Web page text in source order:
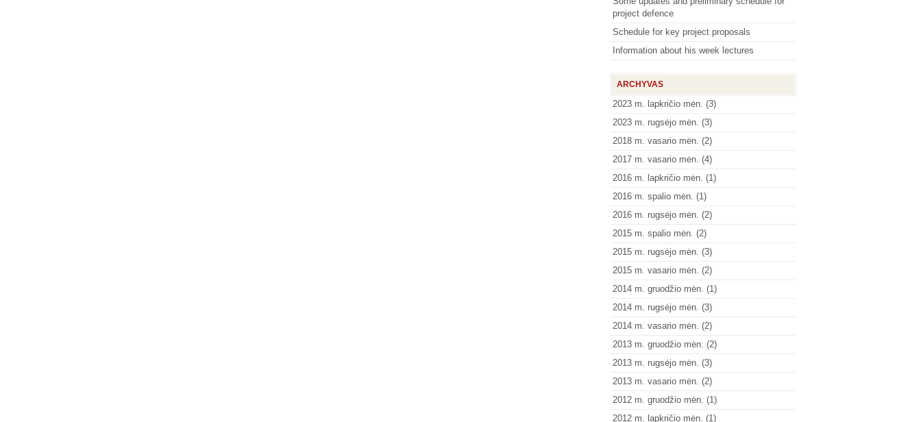
project defence
Schedule for key project proposals
Information about his week lectures
ARCHYVAS
2023 m. lapkričio mėn. (3)
2023 m. rugsėjo mėn. (3)
2018 m. vasario mėn. (2)
2017 m. vasario mėn. (4)
2016 m. lapkričio mėn. (1)
2016 m. spalio mėn. (1)
2016 m. rugsėjo mėn. (2)
2015 m. spalio mėn. (2)
2015 m. rugsėjo mėn. (3)
2015 m. vasario mėn. (2)
2014 m. gruodžio mėn. (1)
2014 m. rugsėjo mėn. (3)
2014 m. vasario mėn. (2)
2013 m. gruodžio mėn. (2)
2013 m. rugsėjo mėn. (3)
2013 m. vasario mėn. (2)
2012 m. gruodžio mėn. (1)
2012 m. lapkričio mėn. (1)